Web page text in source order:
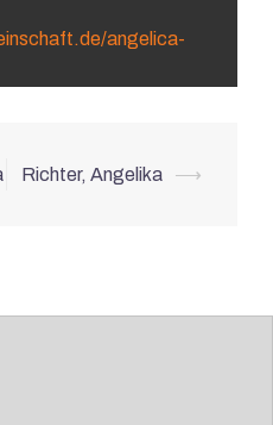
angelica-
Richter, Angelika ⟶